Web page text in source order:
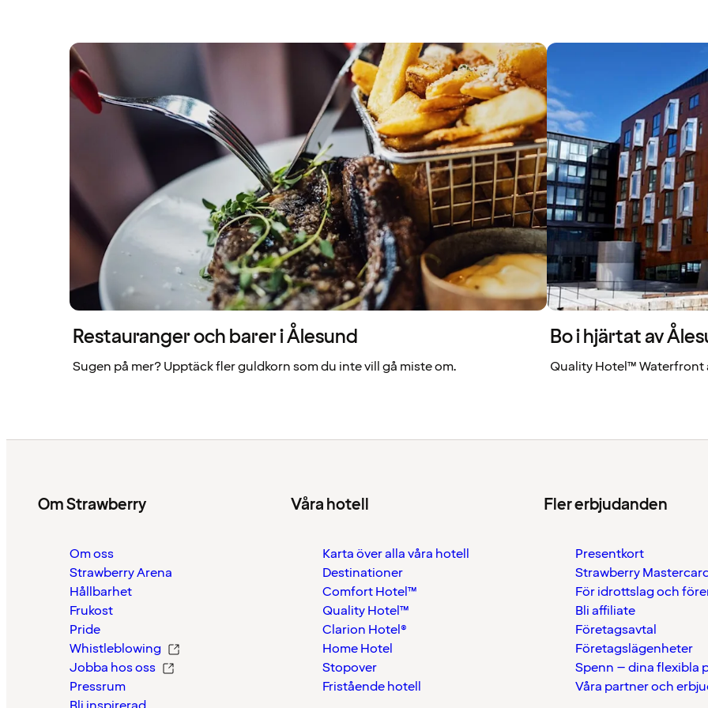
Restauranger och barer i Ålesund
Sugen på mer? Upptäck fler guldkorn som du inte vill gå miste om.
Bo i hjärtat av
Quality Hotel™ Waterfront
Om Strawberry
Om oss
Strawberry Arena
Hållbarhet
Frukost
Pride
Whistleblowing
Jobba hos oss
Pressrum
Våra hotell
Karta över alla våra hotell
Destinationer
Comfort Hotel™
Quality Hotel™
Clarion Hotel®
Home Hotel
Stopover
Fristående hotell
Fler erbjudanden
Presentkort
Strawberry
För idrottslag och
Bli affiliate
Företagsavtal
Företagslägenheter
Spenn – dina flexibla
Våra partner och